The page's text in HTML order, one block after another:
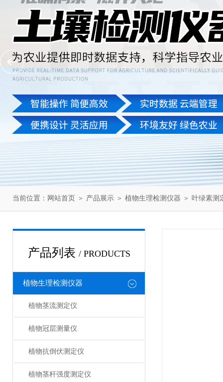
当前位置： 网站首页 ＞ 产品展示 ＞ 植物生理检测仪器 ＞ 叶绿素测
产品列表 / PRODUCTS
植物生理检测仪器
植物茎流测定仪
植物冠层测量仪
植物抗倒伏测定仪
植物茎杆强度测定仪